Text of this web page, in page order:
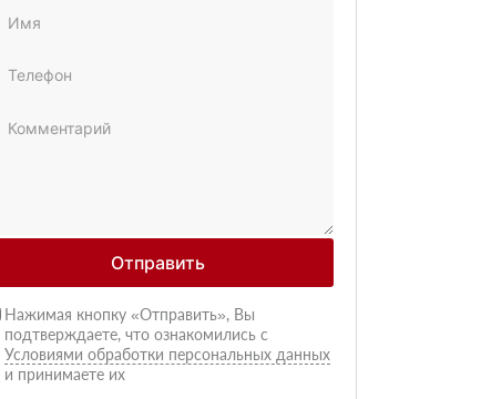
Отправить
Нажимая кнопку «Отправить», Вы
подтверждаете, что ознакомились с
Условиями обработки персональных данных
и принимаете их